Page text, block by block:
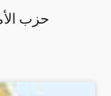
حزب